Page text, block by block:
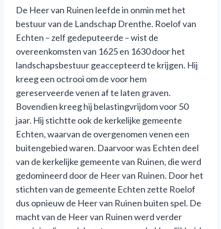
De Heer van Ruinen leefde in onmin met het
bestuur van de Landschap Drenthe. Roelof van
Echten – zelf gedeputeerde – wist de
overeenkomsten van 1625 en 1630 door het
landschapsbestuur geaccepteerd te krijgen. Hij
kreeg een octrooi om de voor hem
gereserveerde venen af te laten graven.
Bovendien kreeg hij belastingvrijdom voor 50
jaar. Hij stichtte ook de kerkelijke gemeente
Echten, waarvan de overgenomen venen een
buitengebied waren. Daarvoor was Echten deel
van de kerkelijke gemeente van Ruinen, die werd
gedomineerd door de Heer van Ruinen. Door het
stichten van de gemeente Echten zette Roelof
dus opnieuw de Heer van Ruinen buiten spel. De
macht van de Heer van Ruinen werd verder